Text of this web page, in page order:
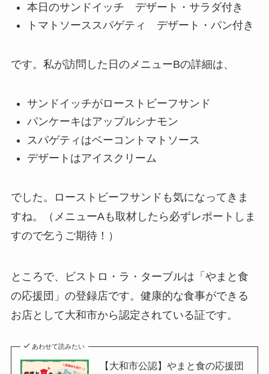
本日のサンドイッチ デザート・サラダ付き
トマトソーススパゲティ デザート・パン付き
です。私が訪問した日のメニューBの詳細は、
サンドイッチがローストビーフサンド
パンケーキはアップルシナモン
スパゲティはベーコントマトソース
デザートはアイスクリーム
でした。ローストビーフサンドも気になってきま
すね。（メニューAも取材したら必ずレポートしま
すので乞うご期待！）
ところで、ビストロ・ラ・ターブルは「やまと食
の応援団」の登録店です。健康的な食事ができる
お店として大和市から認定されている証です。
あわせて読みたい
【大和市公認】やまと食の応援団